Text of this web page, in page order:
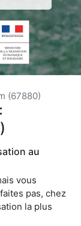
(67880)
au
vous
pas, chez
la plus